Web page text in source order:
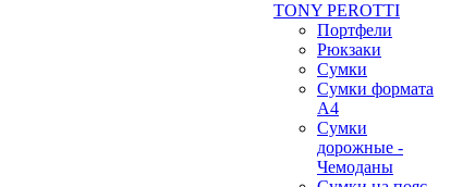
TONY PEROTTI
Портфели
Рюкзаки
Сумки
Сумки формата
А4
Сумки
дорожные -
Чемоданы